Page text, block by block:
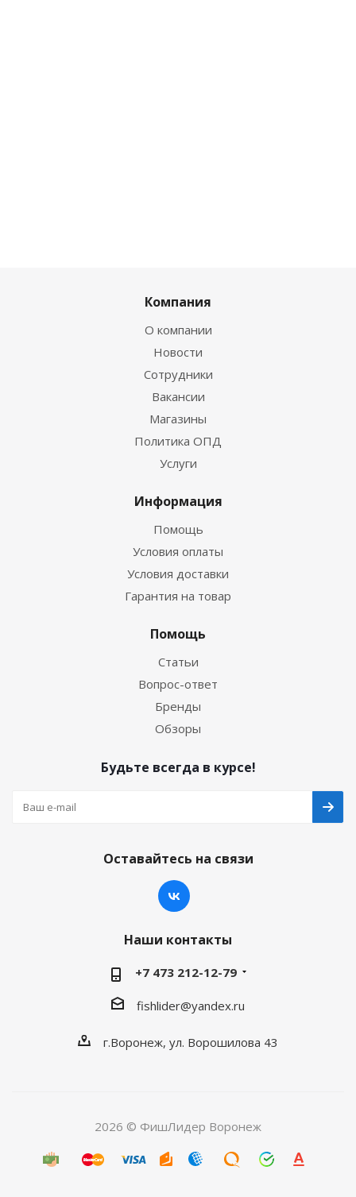
Компания
О компании
Новости
Сотрудники
Вакансии
Магазины
Политика ОПД
Услуги
Информация
Помощь
Условия оплаты
Условия доставки
Гарантия на товар
Помощь
Статьи
Вопрос-ответ
Бренды
Обзоры
Будьте всегда в курсе!
Оставайтесь на связи
Наши контакты
+7 473 212-12-79
fishlider@yandex.ru
г.Воронеж, ул. Ворошилова 43
2026 © ФишЛидер Воронеж